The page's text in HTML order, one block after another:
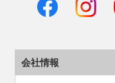
会社情報